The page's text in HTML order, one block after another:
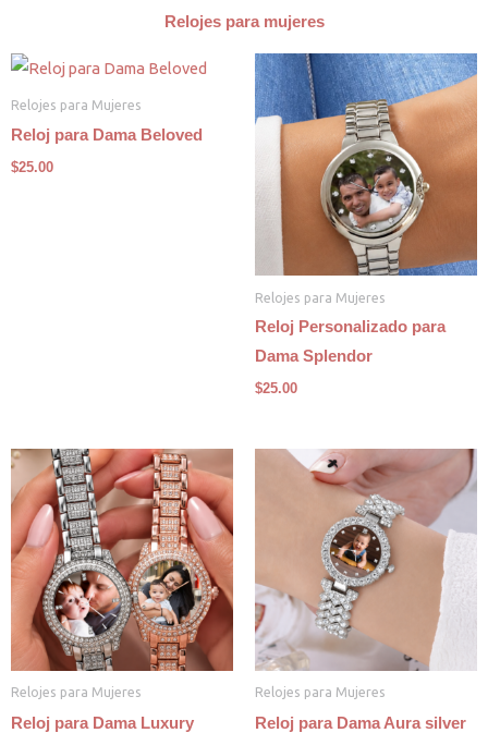
Relojes para mujeres
Relojes para Mujeres
Reloj para Dama Beloved
$25.00
Relojes para Mujeres
Reloj Personalizado para
Dama Splendor
$25.00
Relojes para Mujeres
Reloj para Dama Luxury
Relojes para Mujeres
Reloj para Dama Aura silver